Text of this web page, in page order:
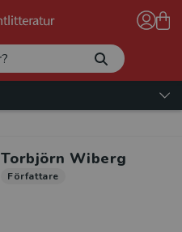
Torbjörn Wiberg
Författare